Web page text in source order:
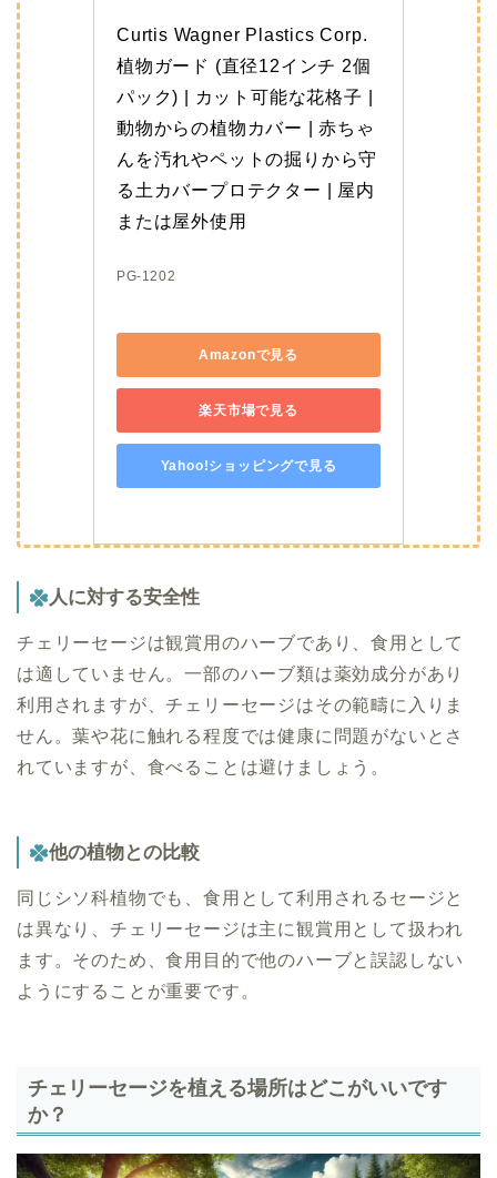
Curtis Wagner Plastics Corp.
植物ガード (直径12インチ 2個
パック) | カット可能な花格子 |
動物からの植物カバー | 赤ちゃ
んを汚れやペットの掘りから守
る土カバープロテクター | 屋内
または屋外使用
PG-1202
Amazonで見る
楽天市場で見る
Yahoo!ショッピングで見る
人に対する安全性
チェリーセージは観賞用のハーブであり、食用として
は適していません。一部のハーブ類は薬効成分があり
利用されますが、チェリーセージはその範疇に入りま
せん。葉や花に触れる程度では健康に問題がないとさ
れていますが、食べることは避けましょう。
他の植物との比較
同じシソ科植物でも、食用として利用されるセージと
は異なり、チェリーセージは主に観賞用として扱われ
ます。そのため、食用目的で他のハーブと誤認しない
ようにすることが重要です。
チェリーセージを植える場所はどこがいいです
か？